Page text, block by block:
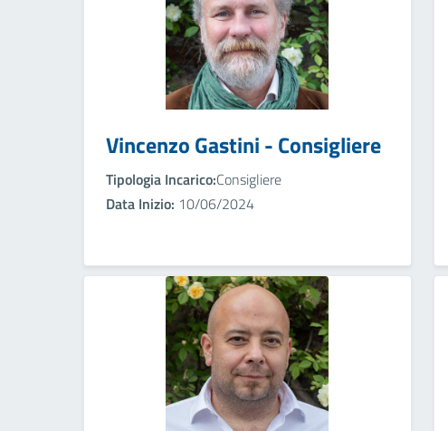
Vincenzo Gastini - Consigliere
Tipologia Incarico:Consigliere
Data Inizio: 10/06/2024